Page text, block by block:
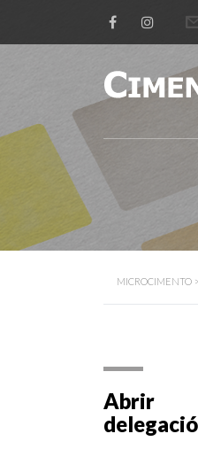
MICROCIMENTO >
Abrir